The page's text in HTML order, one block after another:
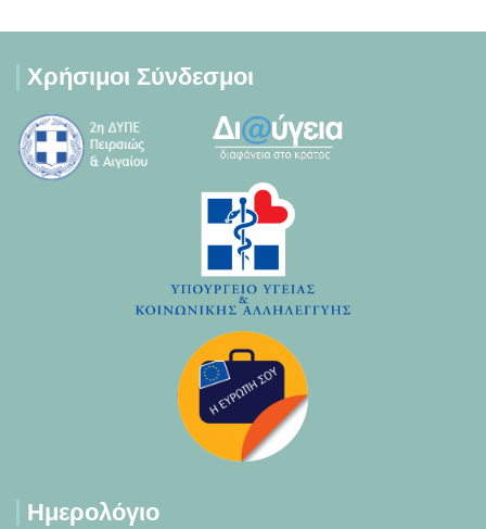
Χρήσιμοι Σύνδεσμοι
Ημερολόγιο